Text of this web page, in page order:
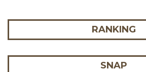
RANKING
SNAP